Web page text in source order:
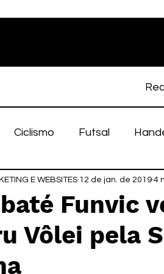
Ciclismo Futsal
Feminino Atletismo
Taubaté Fut7
Funvic
Vôlei pela
E WEBSITES 12 de jan. de 2019 4